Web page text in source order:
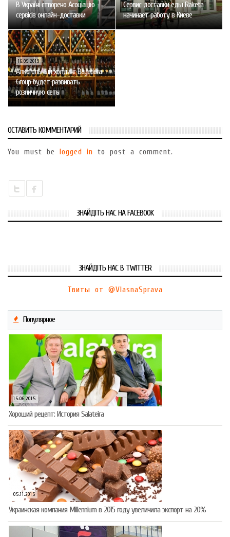
В Україні створено Асоціацію
сервісів онлайн-доставки
Сервис доставки еды Raketa
начинает работу в Киеве
16.09.2019
Алкогольный холдинг Bayadera
Group будет развивать
розничную сеть
ОСТАВИТЬ КОММЕНТАРИЙ
You must be logged in to post a comment.
ЗНАЙДІТЬ НАС НА FACEBOOK
ЗНАЙДІТЬ НАС В TWITTER
Твиты от @VlasnaSprava
Популярное
15.06.2015
Хороший рецепт: История Salateira
05.11.2015
Украинская компания Millennium в 2015 году увеличила экспорт на 20%